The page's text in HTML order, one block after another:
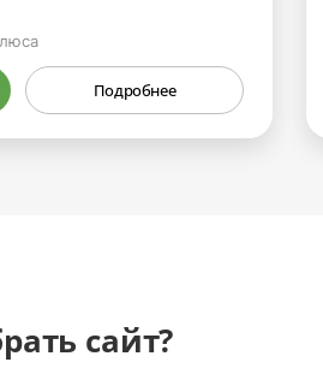
Подробнее
сайт?